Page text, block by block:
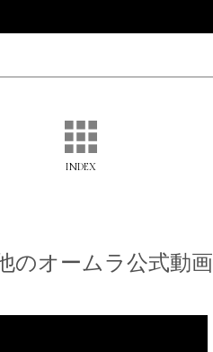
INDEX
のオームラ公式動画